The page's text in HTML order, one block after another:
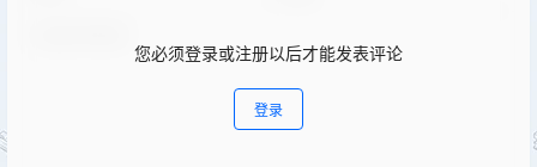
您必须登录或注册以后才能发表评论
登录